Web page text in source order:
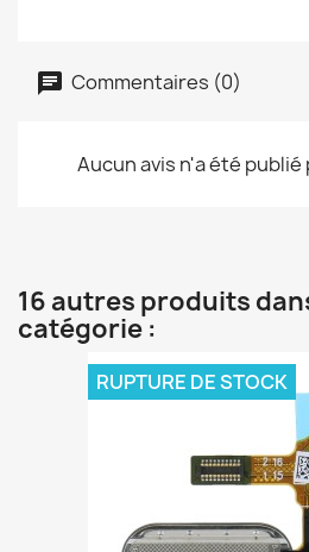
Commentaires (0)
Aucun avis n'a été
16 autres produits
catégorie :
RUPTURE DE STOCK